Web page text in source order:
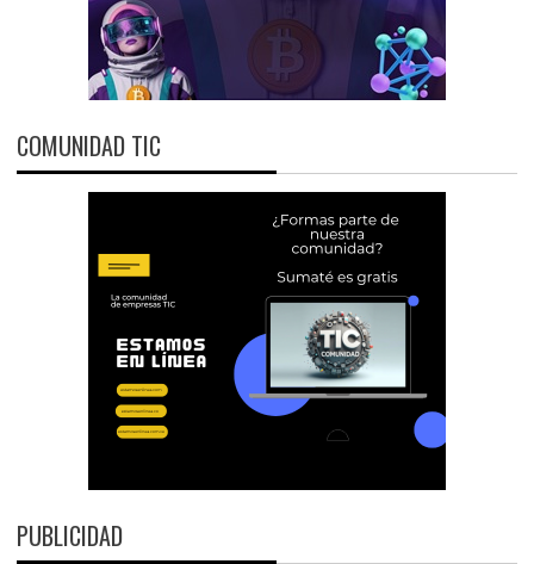
COMUNIDAD TIC
PUBLICIDAD